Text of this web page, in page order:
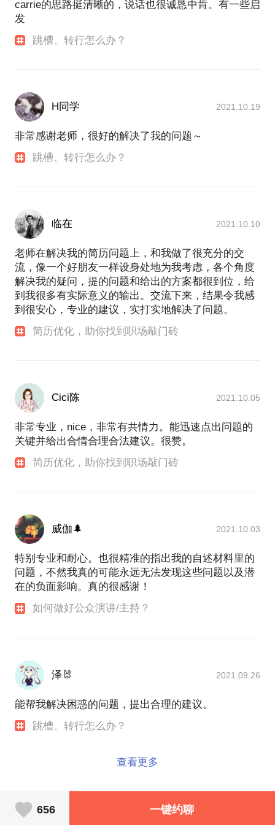
carrie的思路挺清晰的，说话也很诚恳中肯。有一些启
发
跳槽、转行怎么办？
H同学 2021.10.19
非常感谢老师，很好的解决了我的问题～
跳槽、转行怎么办？
临在 2021.10.10
老师在解决我的简历问题上，和我做了很充分的交
流，像一个好朋友一样设身处地为我考虑，各个角度
解决我的疑问，提的问题和给出的方案都很到位，给
到我很多有实际意义的输出。交流下来，结果令我感
到很安心，专业的建议，实打实地解决了问题。
简历优化，助你找到职场敲门砖
Cici陈 2021.10.05
非常专业，nice，非常有共情力。能迅速点出问题的
关键并给出合情合理合法建议。很赞。
简历优化，助你找到职场敲门砖
威伽🌲 2021.10.03
特别专业和耐心。也很精准的指出我的自述材料里的
问题，不然我真的可能永远无法发现这些问题以及潜
在的负面影响。真的很感谢！
如何做好公众演讲/主持？
泽🐰 2021.09.26
能帮我解决困惑的问题，提出合理的建议。
跳槽、转行怎么办？
查看更多
656 一键约聊